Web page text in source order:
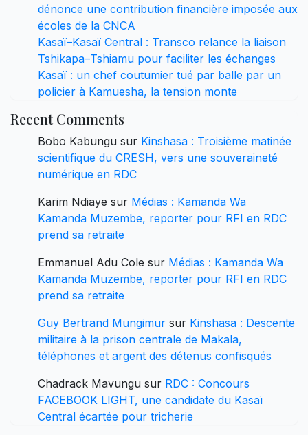
dénonce une contribution financière imposée aux
écoles de la CNCA
Kasaï–Kasaï Central : Transco relance la liaison
Tshikapa–Tshiamu pour faciliter les échanges
Kasaï : un chef coutumier tué par balle par un
policier à Kamuesha, la tension monte
Recent Comments
Bobo Kabungu sur Kinshasa : Troisième matinée
scientifique du CRESH, vers une souveraineté
numérique en RDC
Karim Ndiaye sur Médias : Kamanda Wa
Kamanda Muzembe, reporter pour RFI en RDC
prend sa retraite
Emmanuel Adu Cole sur Médias : Kamanda Wa
Kamanda Muzembe, reporter pour RFI en RDC
prend sa retraite
Guy Bertrand Mungimur sur Kinshasa : Descente
militaire à la prison centrale de Makala,
téléphones et argent des détenus confisqués
Chadrack Mavungu sur RDC : Concours
FACEBOOK LIGHT, une candidate du Kasaï
Central écartée pour tricherie